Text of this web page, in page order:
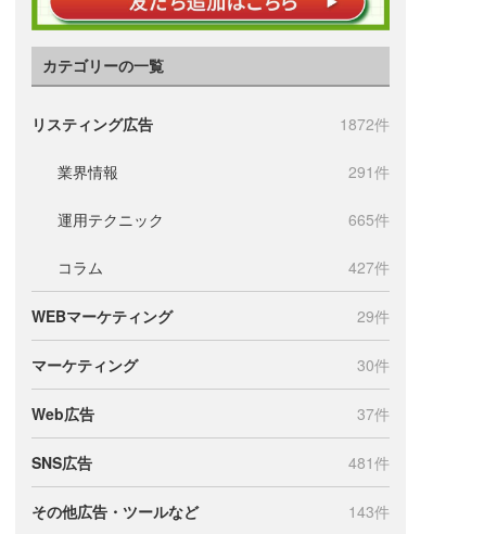
カテゴリーの一覧
リスティング広告 1872件
業界情報 291件
運用テクニック 665件
コラム 427件
WEBマーケティング 29件
マーケティング 30件
Web広告 37件
SNS広告 481件
その他広告・ツールなど 143件